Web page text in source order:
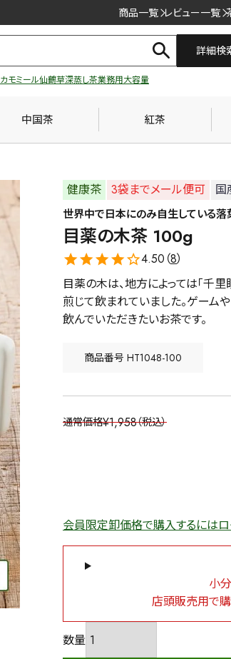
商品一覧 レビュー一覧
カモミール仙鶴草深蒸し茶業務用大容量
詳細検
中国茶 紅茶
健康茶 3袋までメール便可 国
世界中で日本にのみ自生している落
目薬の木茶 100g
4.50（8）
目薬の木は、地方によっては「千
煎じて飲まれていました。ゲーム
飲んでいただきたいお茶です。
商品番号 HT1048-100
通常価格¥1,958 税込
会員限定卸価格で購入するにはロ
小
店頭販売用で